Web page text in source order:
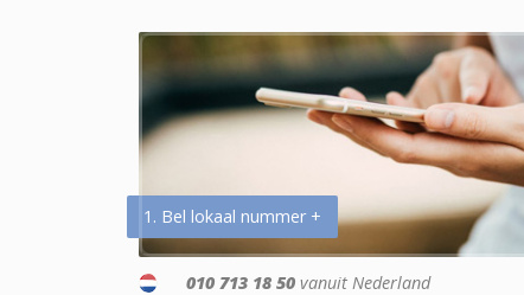
1. Bel lokaal nummer +
010 713 18 50 vanuit Nederland